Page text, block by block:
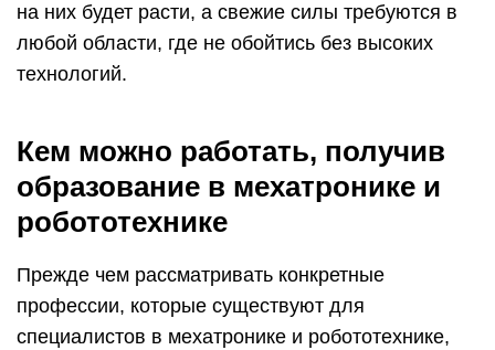
на них будет расти, а свежие силы требуются в
любой области, где не обойтись без высоких
технологий.
Кем можно работать, получив
образование в мехатронике и
робототехнике
Прежде чем рассматривать конкретные
профессии, которые существуют для
специалистов в мехатронике и робототехнике,